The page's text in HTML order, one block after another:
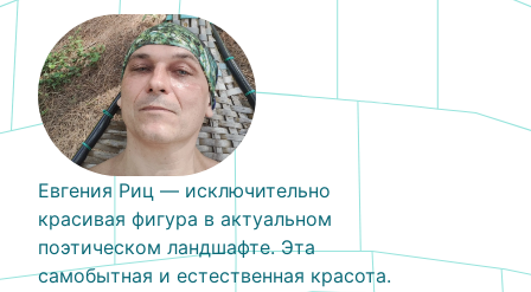
Евгения Риц — исключительно
красивая фигура в актуальном
поэтическом ландшафте. Эта
самобытная и естественная красота.